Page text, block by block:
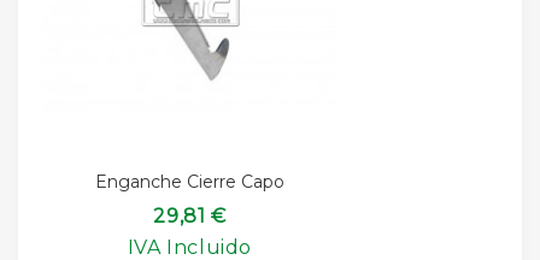
Enganche Cierre Capo
29,81 €
IVA Incluido